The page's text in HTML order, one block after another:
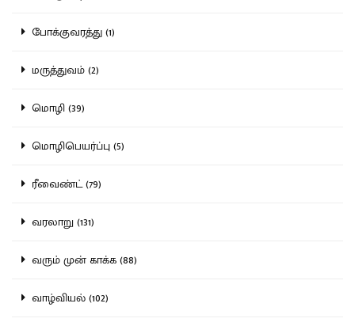
போக்குவரத்து (1)
மருத்துவம் (2)
மொழி (39)
மொழிபெயர்ப்பு (5)
ரீவைண்ட் (79)
வரலாறு (131)
வரும் முன் காக்க (88)
வாழ்வியல் (102)